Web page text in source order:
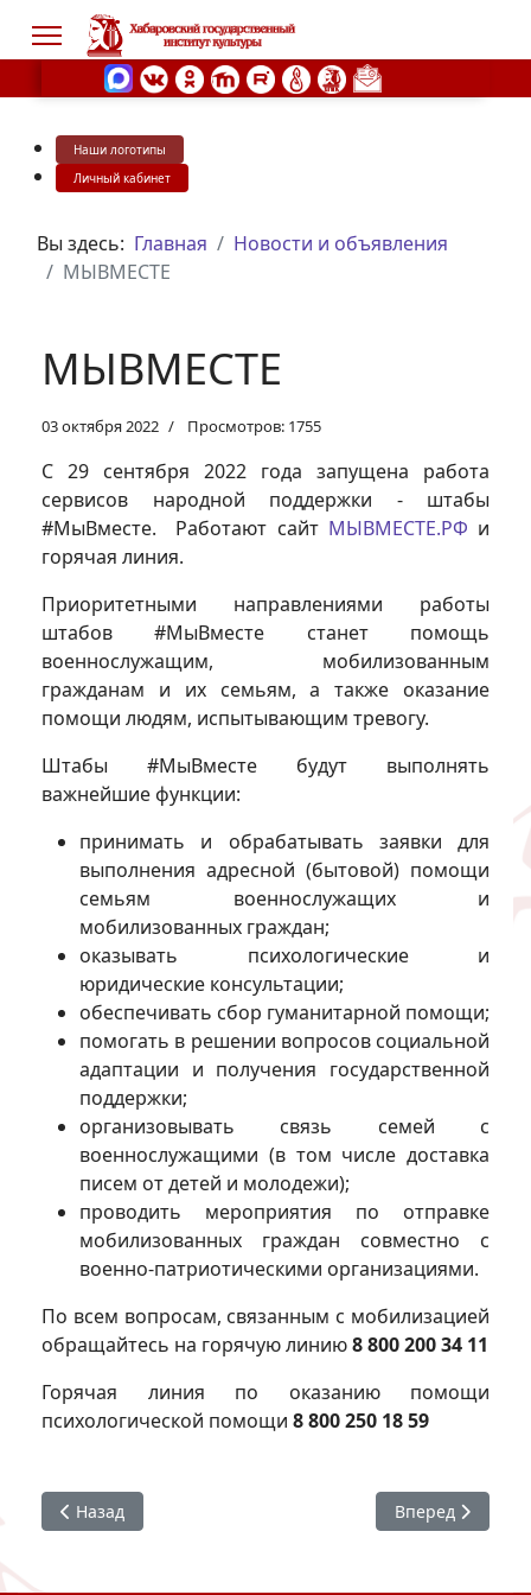
Наши логотипы
Личный кабинет
Вы здесь: Главная
Новости и объявления
МЫВМЕСТЕ
МЫВМЕСТЕ
03 октября 2022 Просмотров: 1755
С 29 сентября 2022 года запущена работа
сервисов народной поддержки - штабы
#МыВместе. Работают сайт МЫВМЕСТЕ.РФ и
горячая линия.
Приоритетными направлениями работы
штабов #МыВместе станет помощь
военнослужащим, мобилизованным
гражданам и их семьям, а также оказание
помощи людям, испытывающим тревогу.
Штабы #МыВместе будут выполнять
важнейшие функции:
принимать и обрабатывать заявки для
выполнения адресной (бытовой) помощи
семьям военнослужащих и
мобилизованных граждан;
оказывать психологические и
юридические консультации;
обеспечивать сбор гуманитарной помощи;
помогать в решении вопросов социальной
адаптации и получения государственной
поддержки;
организовывать связь семей с
военнослужащими (в том числе доставка
писем от детей и молодежи);
проводить мероприятия по отправке
мобилизованных граждан совместно с
военно-патриотическими организациями.
По всем вопросам, связанным с мобилизацией
обращайтесь на горячую линию8 800 200 34 11
Горячая линия по оказанию помощи
психологической помощи 8 800 250 18 59
Предыдущий: Международный день борьбы с
Назад Следующий:
Вперед